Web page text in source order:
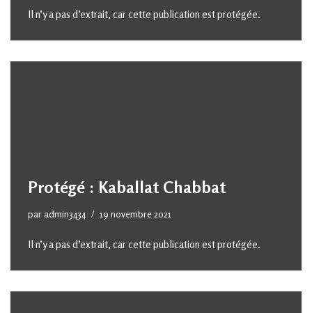
Il n’y a pas d’extrait, car cette publication est protégée.
Protégé : Kaballat Chabbat
par admin3434 19 novembre 2021
Il n’y a pas d’extrait, car cette publication est protégée.